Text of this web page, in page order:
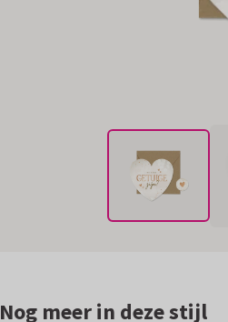
Nog meer in deze stijl